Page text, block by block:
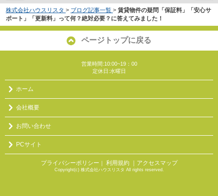
株式会社ハウスリスタ > ブログ記事一覧 > 賃貸物件の疑問「保証料」「安心サ
ポート」「更新料」って何？絶対必要？に答えてみました！
ページトップに戻る
営業時間:10:00~19：00
定休日:水曜日
ホーム
会社概要
お問い合わせ
PCサイト
プライバシーポリシー 利用規約 ｜アクセスマップ
Copyright(c) 株式会社ハウスリスタ All rights reserved.